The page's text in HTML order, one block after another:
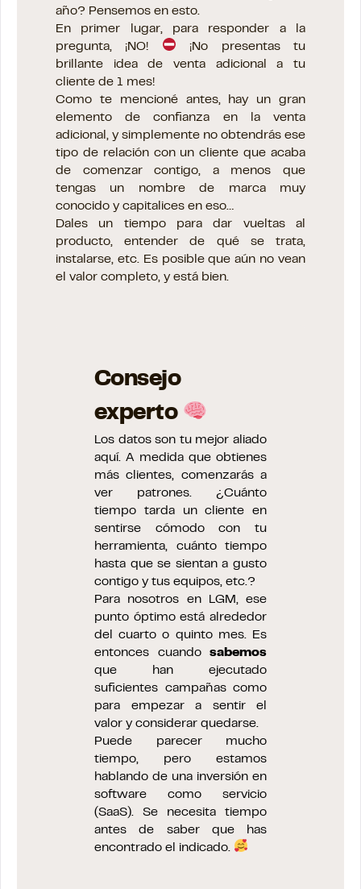
año? Pensemos en esto.
En primer lugar, para responder a la
pregunta, ¡NO!
¡No presentas tu
brillante idea de venta adicional a tu
cliente de 1 mes!
Como te mencioné antes, hay un gran
elemento de confianza en la venta
adicional, y simplemente no obtendrás ese
tipo de relación con un cliente que acaba
de comenzar contigo, a menos que
tengas un nombre de marca muy
conocido y capitalices en eso…
Dales un tiempo para dar vueltas al
producto, entender de qué se trata,
instalarse, etc. Es posible que aún no vean
el valor completo, y está bien.
Consejo
experto
Los datos son tu mejor aliado
aquí. A medida que obtienes
más clientes, comenzarás a
ver patrones. ¿Cuánto
tiempo tarda un cliente en
sentirse cómodo con tu
herramienta, cuánto tiempo
hasta que se sientan a gusto
contigo y tus equipos, etc.?
Para nosotros en LGM, ese
punto óptimo está alrededor
del cuarto o quinto mes. Es
entonces cuando sabemos
que han ejecutado
suficientes campañas como
para empezar a sentir el
valor y considerar quedarse.
Puede parecer mucho
tiempo, pero estamos
hablando de una inversión en
software como servicio
(SaaS). Se necesita tiempo
antes de saber que has
encontrado el indicado.